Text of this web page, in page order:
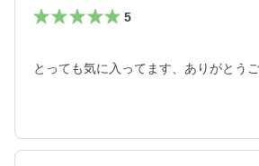
5
とっても気に入ってます、ありがとう